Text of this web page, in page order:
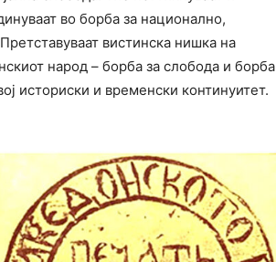
во борба за национално,
вистинска нишка на
народ – борба за слобода и борба
историски и временски континуитет.